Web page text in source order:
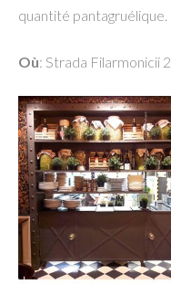
quantité pantagruélique.
Où: Strada Filarmonicii 2.